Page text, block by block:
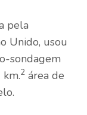
pela
Unido, usou
sondagem
2 área de